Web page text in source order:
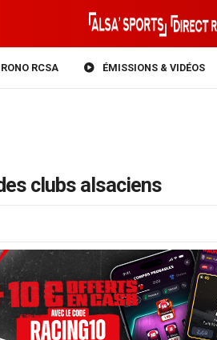
RCSA ÉMISSIONS & VIDÉOS
clubs alsaciens